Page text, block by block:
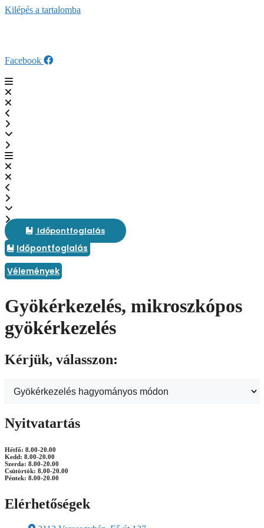
Kilépés a tartalomba
Facebook
Időpontfoglalás
Időpontfoglalás
Vélemények
Gyökérkezelés, mikroszkópos
gyökérkezelés
Kérjük, válasszon:
Nyitvatartás
Hétfő: 8.00-20.00
Kedd: 8.00-20.00
Szerda: 8.00-20.00
Csütörtök: 8.00-20.00
Péntek: 8.00-20.00
Elérhetőségek